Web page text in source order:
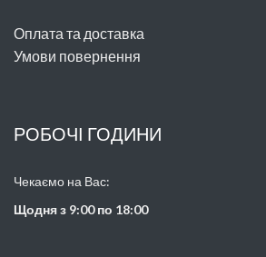
Оплата та доставка
Умови повернення
РОБОЧІ ГОДИНИ
Чекаємо на Вас:
Щодня з 9:00 по 18:00